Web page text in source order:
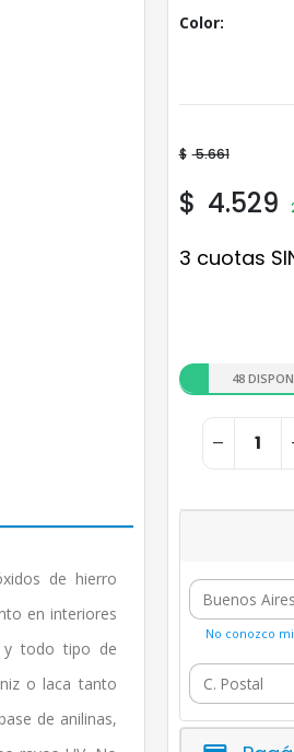
de hierro
en interiores
y todo tipo de
o laca tanto
de anilinas,
Color
$ 5.661
$ 4.529
3 cuotas
48
No conozco